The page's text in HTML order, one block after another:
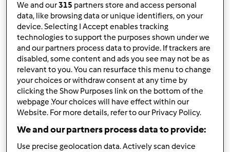
10
2 | Ostatni wpis
Szybka odpowiedź
catr Dołączył : 31.01.2025
We and our315 partners store and access personal
data, like browsing data or unique identifiers, on your
device. Selecting I Accept enables tracking
technologies to support the purposes shown under we
and our partners process data to provide. If trackers are
disabled, some content and ads you see may not be as
relevant to you. You can resurface this menu to change
your choices or withdraw consent at any time by
clicking the Show Purposes link on the bottom of the
webpage .Your choices will have effect within our
Website. For more details, refer to our Privacy Policy.
We and our partners process data to provide:
Use precise geolocation data. Actively scan device